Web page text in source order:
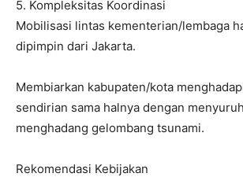
5. Kompleksitas Koordinasi
Mobilisasi lintas kementerian/lembaga
dipimpin dari Jakarta.
Membiarkan kabupaten/kota
sendirian sama halnya dengan
menghadang gelombang tsunami.
Rekomendasi Kebijakan